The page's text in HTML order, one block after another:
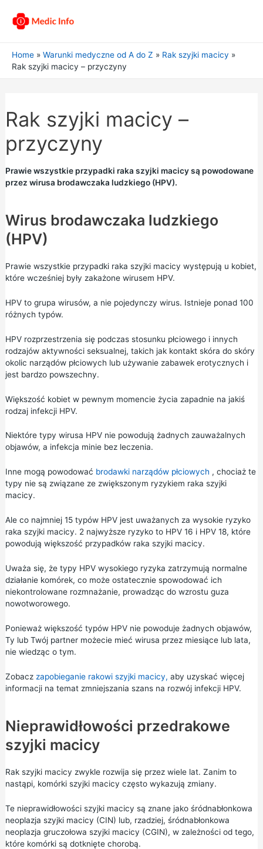
Home Warunki medyczne od A do Z
Rak szyjki macicy
Rak szyjki macicy – przyczyny
Rak szyjki macicy –
przyczyny
Prawie wszystkie przypadki raka szyjki macicy są powodowane
przez wirusa brodawczaka ludzkiego (HPV).
Wirus brodawczaka ludzkiego
(HPV)
Prawie wszystkie przypadki raka szyjki macicy występują u kobiet,
które wcześniej były zakażone wirusem HPV.
HPV to grupa wirusów, a nie pojedynczy wirus. Istnieje ponad 100
różnych typów.
HPV rozprzestrzenia się podczas stosunku płciowego i innych
rodzajów aktywności seksualnej, takich jak kontakt skóra do skóry
okolic narządów płciowych lub używanie zabawek erotycznych i
jest bardzo powszechny.
Większość kobiet w pewnym momencie życia zapadnie na jakiś
rodzaj infekcji HPV.
Niektóre typy wirusa HPV nie powodują żadnych zauważalnych
objawów, a infekcja minie bez leczenia.
Inne mogą powodować brodawki narządów płciowych , chociaż te
typy nie są związane ze zwiększonym ryzykiem raka szyjki
macicy.
Ale co najmniej 15 typów HPV jest uważanych za wysokie ryzyko
raka szyjki macicy. 2 najwyższe ryzyko to HPV 16 i HPV 18, które
powodują większość przypadków raka szyjki macicy.
Uważa się, że typy HPV wysokiego ryzyka zatrzymują normalne
działanie komórek, co może ostatecznie spowodować ich
niekontrolowane rozmnażanie, prowadząc do wzrostu guza
nowotworowego.
Ponieważ większość typów HPV nie powoduje żadnych objawów,
Ty lub Twój partner możecie mieć wirusa przez miesiące lub lata,
nie wiedząc o tym.
Zobacz zapobieganie rakowi szyjki macicy, aby uzyskać więcej
informacji na temat zmniejszania szans na rozwój infekcji HPV.
Nieprawidłowości przedrakowe
szyjki macicy
Rak szyjki macicy zwykle rozwija się przez wiele lat. Zanim to
nastąpi, komórki szyjki macicy często wykazują zmiany.
Te nieprawidłowości szyjki macicy są znane jako śródnabłonkowa
neoplazja szyjki macicy (CIN) lub, rzadziej, śródnabłonkowa
neoplazja gruczołowa szyjki macicy (CGIN), w zależności od tego,
które komórki są dotknięte chorobą.